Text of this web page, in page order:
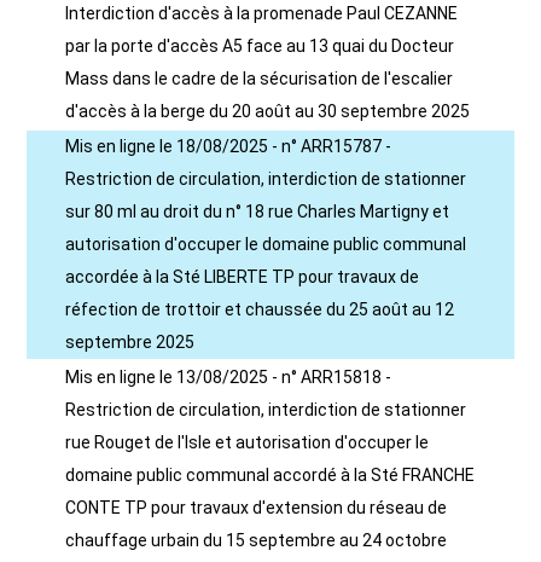
Interdiction d'accès à la promenade Paul CEZANNE
par la porte d'accès A5 face au 13 quai du Docteur
Mass dans le cadre de la sécurisation de l'escalier
d'accès à la berge du 20 août au 30 septembre 2025
Mis en ligne le 18/08/2025 - n° ARR15787 -
Restriction de circulation, interdiction de stationner
sur 80 ml au droit du n° 18 rue Charles Martigny et
autorisation d'occuper le domaine public communal
accordée à la Sté LIBERTE TP pour travaux de
réfection de trottoir et chaussée du 25 août au 12
septembre 2025
Mis en ligne le 13/08/2025 - n° ARR15818 -
Restriction de circulation, interdiction de stationner
rue Rouget de l'Isle et autorisation d'occuper le
domaine public communal accordé à la Sté FRANCHE
CONTE TP pour travaux d'extension du réseau de
chauffage urbain du 15 septembre au 24 octobre